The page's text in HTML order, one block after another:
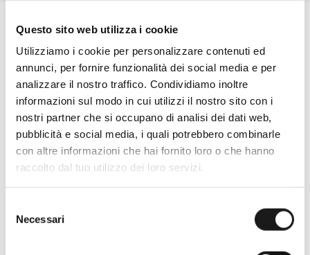
Questo sito web utilizza i cookie
Utilizziamo i cookie per personalizzare contenuti ed
annunci, per fornire funzionalità dei social media e per
analizzare il nostro traffico. Condividiamo inoltre
informazioni sul modo in cui utilizzi il nostro sito con i
nostri partner che si occupano di analisi dei dati web,
pubblicità e social media, i quali potrebbero combinarle
con altre informazioni che hai fornito loro o che hanno
raccolto dal tuo utilizzo dei loro servizi.
delNecessari